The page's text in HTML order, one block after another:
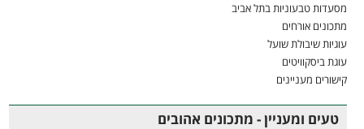
מסעדות טבעוניות בתל אביב
מתכונים אורחים
עוגיות שיבולת שועל
עוגת ביסקוויטים
קישורים מעניינים
טעים ומעניין - מתכונים אהובים